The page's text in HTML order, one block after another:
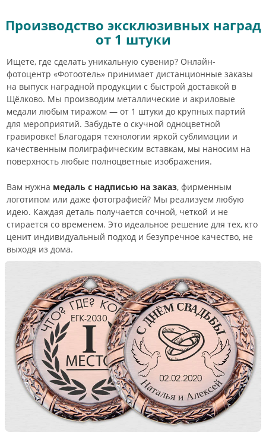
Производство эксклюзивных наград
от 1 штуки
Ищете, где сделать уникальную сувенир? Онлайн-
фотоцентр «Фотоотель» принимает дистанционные заказы
на выпуск наградной продукции с быстрой доставкой в
Щёлково. Мы производим металлические и акриловые
медали любым тиражом — от 1 штуки до крупных партий
для мероприятий. Забудьте о скучной одноцветной
гравировке! Благодаря технологии яркой сублимации и
качественным полиграфическим вставкам, мы наносим на
поверхность любые полноцветные изображения.
Вам нужна медаль с надписью на заказ, фирменным
логотипом или даже фотографией? Мы реализуем любую
идею. Каждая деталь получается сочной, четкой и не
стирается со временем. Это идеальное решение для тех, кто
ценит индивидуальный подход и безупречное качество, не
выходя из дома.